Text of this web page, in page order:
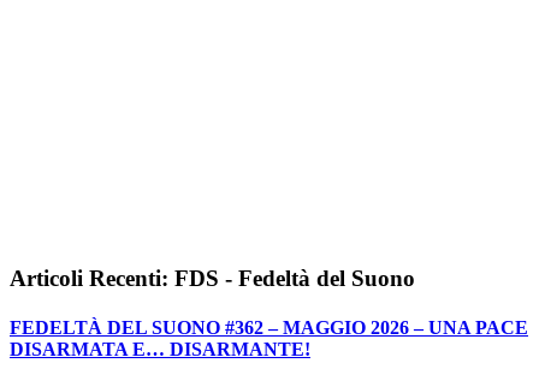
Articoli Recenti: FDS - Fedeltà del Suono
FEDELTÀ DEL SUONO #362 – MAGGIO 2026 – UNA PACE
DISARMATA E… DISARMANTE!